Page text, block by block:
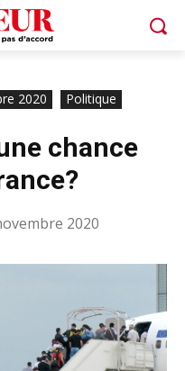
2020 Politique
chance
2020